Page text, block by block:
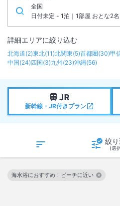
全国
日付未定 - 1泊｜1部屋 おとな2
詳細エリアに絞り込む
北海道(2)東北(11)北関東(5)首都圏(30)甲
中国(24)四国(3)九州 (23)沖縄(56)
新幹線・JR付きプラン
絞
(選
海水浴におすすめ！ビーチに近い
この絞り込み条件を解除